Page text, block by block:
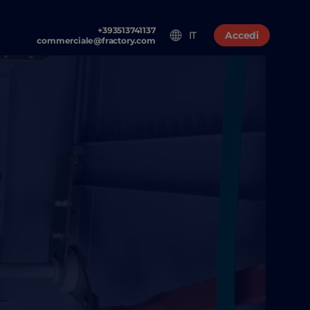
+393513741137
commerciale@fractory.com
IT Accedi